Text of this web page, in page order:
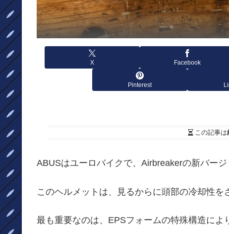
X Facebook
Pinterest
この記事は
ABUSはユーロバイクで、Airbreakerの新バージ
このヘルメットは、見るからに頭部の冷却性を
最も重要なのは、EPSフォームの特殊構造によ